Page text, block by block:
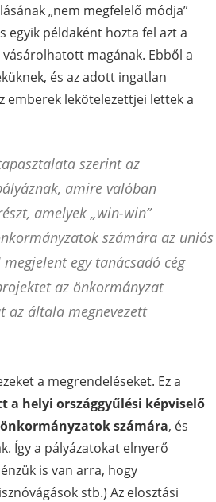
„nem megfelelő módja”
egyik példaként hozta fel azt a
magának. Ebből a
és az adott ingatlan
emberek lekötelezettjei lettek a
szerint az
amire valóban
amelyek „win-win”
számára az uniós
egy tanácsadó cég
az önkormányzat
az általa megnevezett
a megrendeléseket. Ez a
a helyi országgyűlési képviselő
számára, és
Így a pályázatokat elnyerő
is van arra, hogy
stb.) Az elosztási